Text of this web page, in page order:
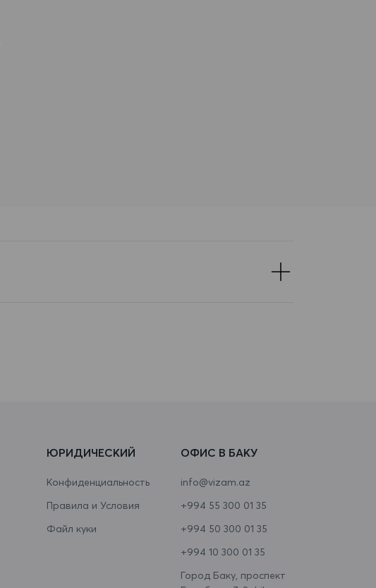
ЮРИДИЧЕСКИЙ
Конфиденциальность
Правила и Условия
Файл куки
ОФИС В БАКУ
info@vizam.az
+994 55 300 01 35
+994 50 300 01 35
+994 10 300 01 35
Город Баку, проспект